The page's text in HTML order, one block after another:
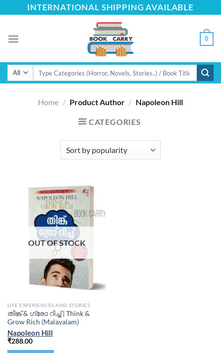
to
INTERNATIONAL SHIPPING AVAILABLE
0
Search
Home / Product Author / Napoleon Hill
CATEGORIES
OUT OF STOCK
LIFE EXPERIENCES AND STORIES
തിങ്ക് & ഗ്രോ റിച്ച് | Think &
Grow Rich (Malayalam)
Napoleon Hill
₹288.00